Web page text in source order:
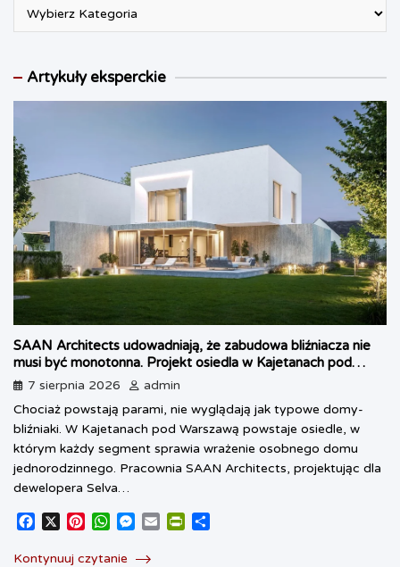
Artykuły eksperckie
SAAN Architects udowadniają, że zabudowa bliźniacza nie
musi być monotonna. Projekt osiedla w Kajetanach pod
Warszawą
7 sierpnia 2026
admin
Chociaż powstają parami, nie wyglądają jak typowe domy-
bliźniaki. W Kajetanach pod Warszawą powstaje osiedle, w
którym każdy segment sprawia wrażenie osobnego domu
jednorodzinnego. Pracownia SAAN Architects, projektując dla
dewelopera Selva…
c
X
n
W
a
M
s
Kontynuuj czytanie